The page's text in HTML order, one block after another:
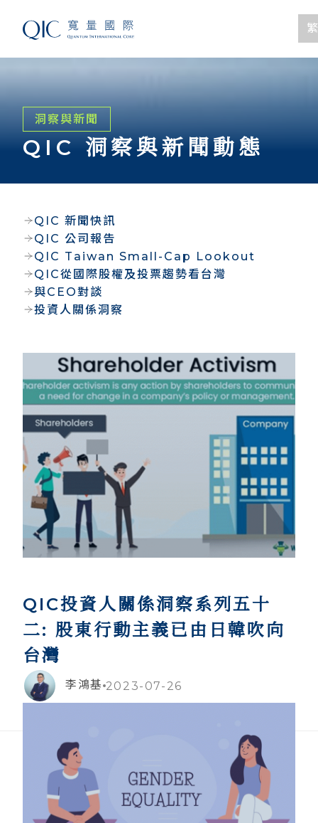
繁
洞察與新聞
QIC 洞察與新聞動態
QIC 新聞快訊
QIC 公司報告
QIC Taiwan Small-Cap Lookout
QIC從國際股權及投票趨勢看台灣
與CEO對談
投資人關係洞察
QIC投資人關係洞察系列五十
二: 股東行動主義已由日韓吹向
台灣
李鴻基 2023-07-26